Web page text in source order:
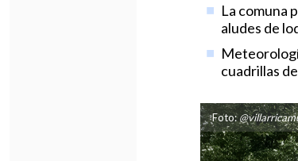
La comuna
aludes de
cuadrillas
Foto: